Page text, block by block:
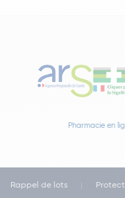
Pharmacie en
Rappel de lots